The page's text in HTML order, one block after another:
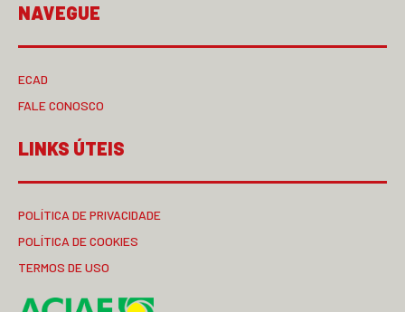
NAVEGUE
ECAD
FALE CONOSCO
LINKS ÚTEIS
POLÍTICA DE PRIVACIDADE
POLÍTICA DE COOKIES
TERMOS DE USO